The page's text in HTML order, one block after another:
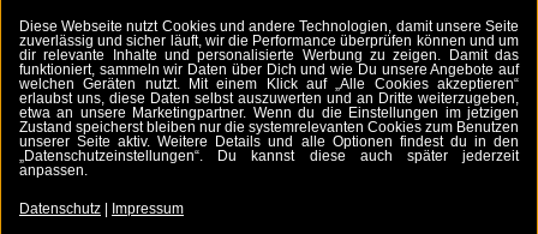
Zahlungsarten
Folge uns
Diese Webseite nutzt Cookies und andere Technologien, damit unsere Seite
zuverlässig und sicher läuft, wir die Performance überprüfen können und um
dir relevante Inhalte und personalisierte Werbung zu zeigen. Damit das
funktioniert, sammeln wir Daten über Dich und wie Du unsere Angebote auf
welchen Geräten nutzt. Mit einem Klick auf „Alle Cookies akzeptieren“
erlaubst uns, diese Daten selbst auszuwerten und an Dritte weiterzugeben,
etwa an unsere Marketingpartner. Wenn du die Einstellungen im jetzigen
Zustand speicherst bleiben nur die systemrelevanten Cookies zum Benutzen
unserer Seite aktiv. Weitere Details und alle Optionen findest du in den
„Datenschutzeinstellungen“. Du kannst diese auch später jederzeit
anpassen.
Datenschutz Impressum